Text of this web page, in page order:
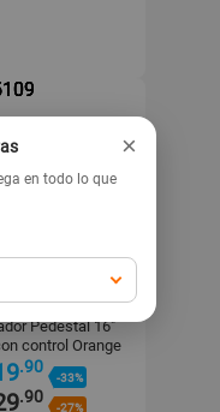
Pedestal 16"
control Orange
.90
-33%
.90
-27%
×
en todo lo que